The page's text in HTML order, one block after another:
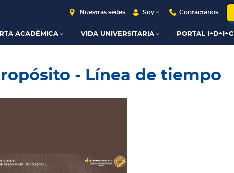
Nuestras sedes Soy Contáctanos
ACADÉMICA VIDA UNIVERSITARIA PORTAL I+D+I+C
- Línea de tiempo